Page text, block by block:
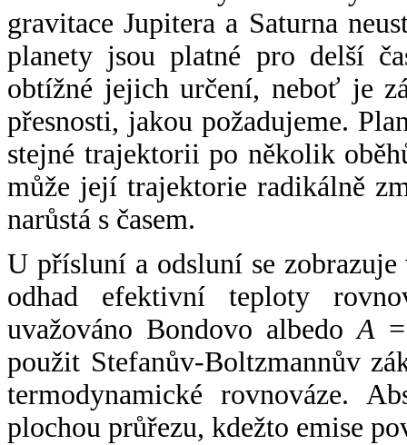
gravitace Jupitera a Saturna
planety jsou platné pro delší
obtížné jejich určení, neboť je
přesnosti, jakou požadujeme.
stejné trajektorii po několik
může její trajektorie radikálně
narůstá s časem.
U přísluní a odsluní se
odhad efektivní teploty
uvažováno Bondovo albedoA
použit Stefanův-Boltzmannův
termodynamické rovnováze.
plochou průřezu, kdežto emise